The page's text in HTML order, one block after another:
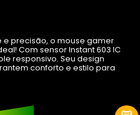
precisão, o mouse gamer
Com sensor Instant 603 IC
responsivo. Seu design
conforto e estilo para